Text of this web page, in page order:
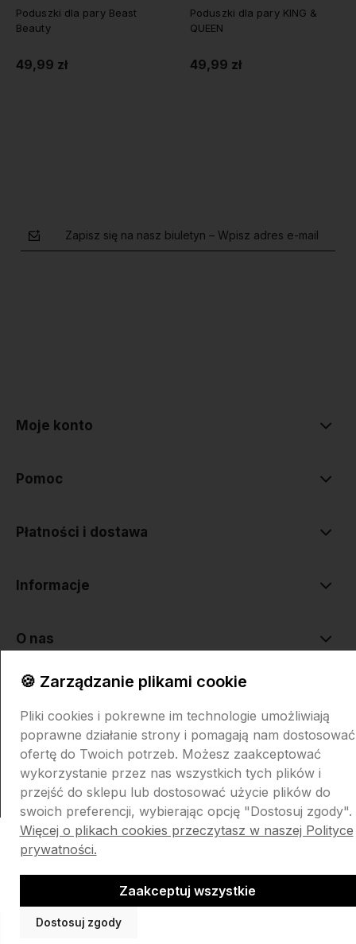
Poduszki dla pary Beast
Beauty
49,99 zł
Poduszki dla pary KING &
QUEEN
49,99 zł
Zapisz się na nasz biuletyn – Wpisz adres e-mail
Moje konto
Pomoc
Płatności i dostawa
Informacje
O nas
Sklep internetowy Shoper.pl Szablon Shoper Modern 3.0™
GrowCommerce
🍪 Zarządzanie plikami cookie
Pliki cookies i pokrewne im technologie umożliwiają
poprawne działanie strony i pomagają nam dostosować
ofertę do Twoich potrzeb. Możesz zaakceptować
wykorzystanie przez nas wszystkich tych plików i
przejść do sklepu lub dostosować użycie plików do
swoich preferencji, wybierając opcję "Dostosuj zgody".
Więcej o plikach cookies przeczytasz w naszej Polityce
prywatności.
Dostosuj zgody
Zaakceptuj wszystkie